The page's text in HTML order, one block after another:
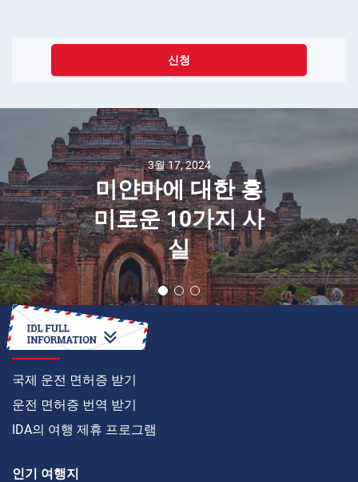
신청
3월 17, 2024
미얀마에 대한 흥
미로운 10가지 사
실
온라인으로
국제 운전 면허증 받기
운전 면허증 번역 받기
IDA의 여행 제휴 프로그램
인기 여행지